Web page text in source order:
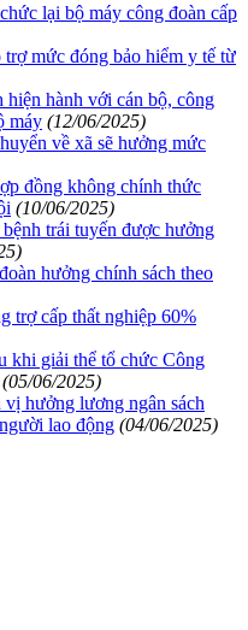
lại bộ máy công đoàn cấp
mức đóng bảo hiểm y tế từ
hiện hành với cán bộ, công
máy (12/06/2025)
về xã sẽ hưởng mức
đồng không chính thức
(10/06/2025)
trái tuyến được hưởng
hưởng chính sách theo
trợ cấp thất nghiệp 60%
khi giải thể tổ chức Công
(05/06/2025)
hưởng lương ngân sách
lao động (04/06/2025)